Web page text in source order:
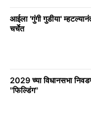
आईला 'गुंगी गुडीया'
चर्चेत
2029 च्या विधानसभा
"फिल्डिंग"